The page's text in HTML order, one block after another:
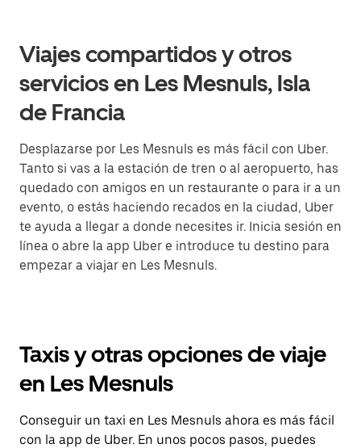
Viajes compartidos y otros
servicios en Les Mesnuls, Isla
de Francia
Desplazarse por Les Mesnuls es más fácil con Uber.
Tanto si vas a la estación de tren o al aeropuerto, has
quedado con amigos en un restaurante o para ir a un
evento, o estás haciendo recados en la ciudad, Uber
te ayuda a llegar a donde necesites ir. Inicia sesión en
línea o abre la app Uber e introduce tu destino para
empezar a viajar en Les Mesnuls.
Taxis y otras opciones de viaje
en Les Mesnuls
Conseguir un taxi en Les Mesnuls ahora es más fácil
con la app de Uber. En unos pocos pasos, puedes